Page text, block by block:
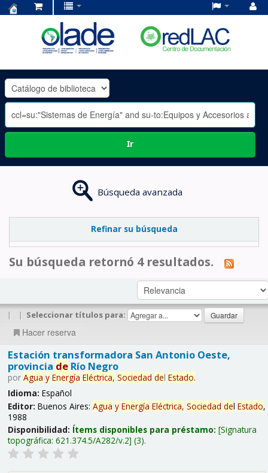
OLADE
-
Ir
Búsqueda avanzada
Refinar su búsqueda
Su búsqueda retornó 4 resultados.
| | Seleccionar títulos para:
Hacer reserva
Estación transformadora San Antonio Oeste,
provincia deRío Negro
por Agua y Energía Eléctrica, Sociedad del Estado.
Idioma: Español
Editor: Buenos Aires: Agua y Energía Eléctrica, Sociedad del Estado,
1988
Disponibilidad: Ítems disponibles para préstamo: Signatura
topográfica: 621.374.5/A282/v.2 (3).